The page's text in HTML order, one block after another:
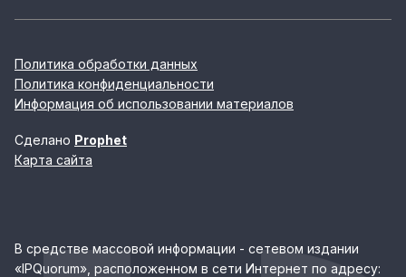
Политика обработки данных
Политика конфиденциальности
Информация об использовании материалов
Сделано Prophet
Карта сайта
В средстве массовой информации - сетевом издании
«IPQuorum», расположенном в сети Интернет по адресу: